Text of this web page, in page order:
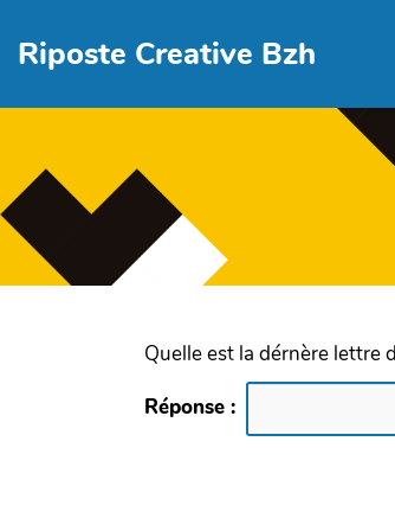
Riposte Creative Bzh
Quelle est la dérnère lettre
Réponse :